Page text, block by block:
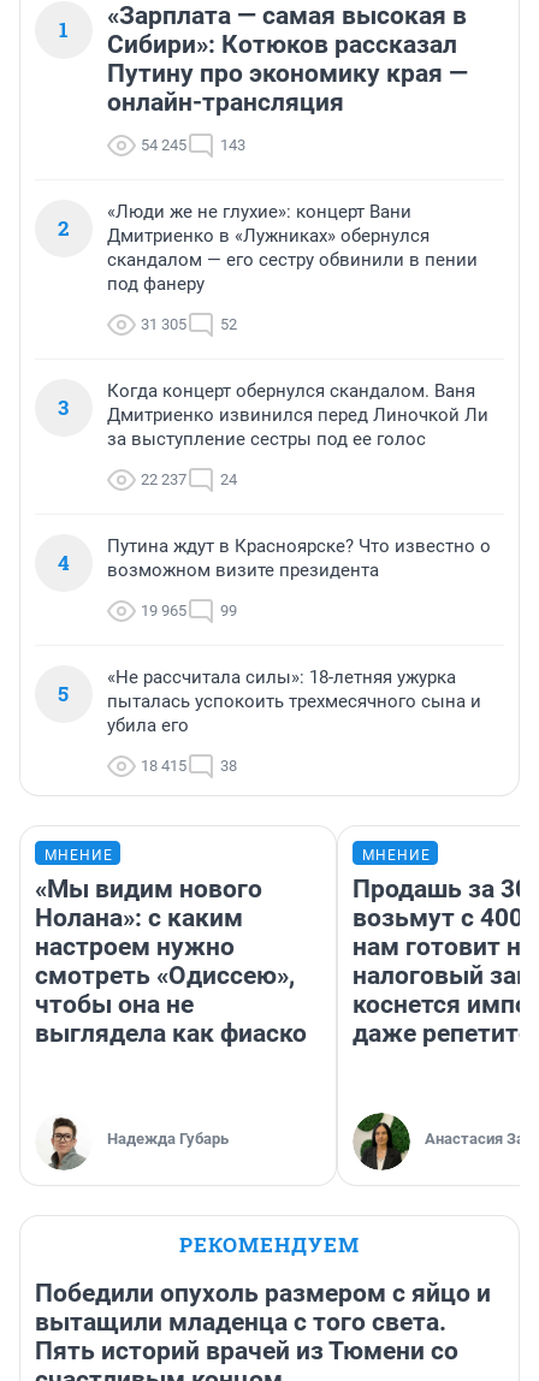
1
«Зарплата — самая высокая в
Сибири»: Котюков рассказал
Путину про экономику края —
онлайн-трансляция
54 245 143
2
«Люди же не глухие»: концерт Вани
Дмитриенко в «Лужниках» обернулся
скандалом — его сестру обвинили в пении
под фанеру
31 305 52
3
Когда концерт обернулся скандалом. Ваня
Дмитриенко извинился перед Линочкой Ли
за выступление сестры под ее голос
22 237 24
4
Путина ждут в Красноярске? Что известно о
возможном визите президента
19 965 99
5
«Не рассчитала силы»: 18-летняя ужурка
пыталась успокоить трехмесячного сына и
убила его
18 415 38
МНЕНИЕ
«Мы видим нового
Нолана»: с каким
настроем нужно
смотреть «Одиссею»,
чтобы она не
выглядела как фиаско
Надежда Губарь
МНЕНИЕ
Продашь за
возьмут с
нам готовит
налоговый
коснется
даже
Анастасия
РЕКОМЕНДУЕМ
Победили опухоль размером с яйцо и
вытащили младенца с того света.
Пять историй врачей из Тюмени со